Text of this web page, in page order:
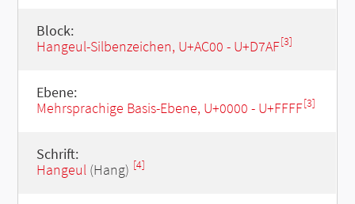
Block:
Hangeul-Silbenzeichen, U+AC00 - U+D7AF[3]
Ebene:
Mehrsprachige Basis-Ebene, U+0000 - U+FFFF[3]
Schrift:
Hangeul(Hang) [4]